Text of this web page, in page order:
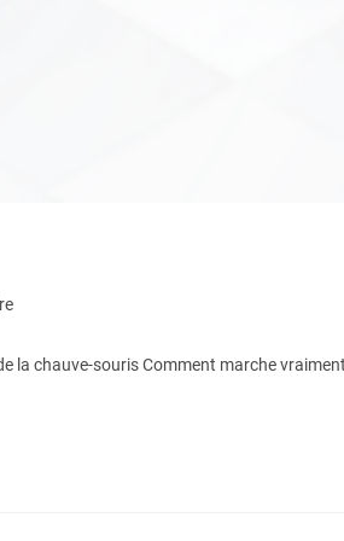
la chauve-souris Comment marche